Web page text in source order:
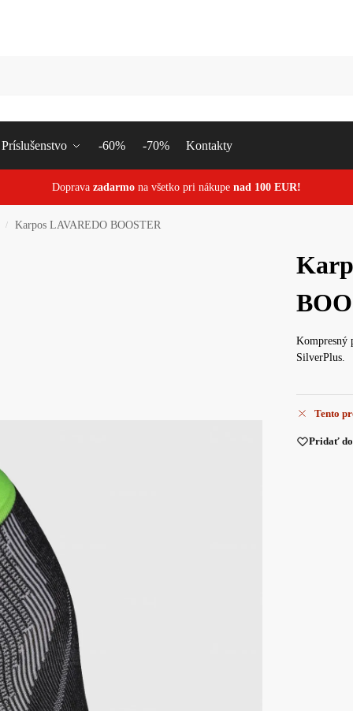
Príslušenstvo -60% -70% Kontakty
Doprava zadarmo na všetko pri nákupe nad 100 EUR!
/ Karpos LAVAREDO BOOSTER
Kompresný
SilverPlus.
Tento
Pridať do